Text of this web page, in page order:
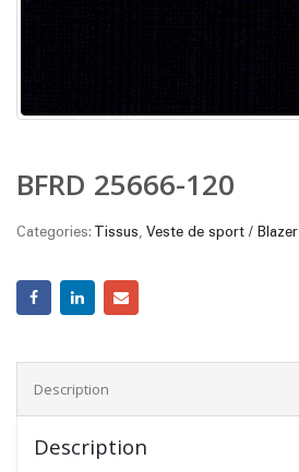
BFRD 25666-120
Categories: Tissus, Veste de sport / Blazer
Description
Description